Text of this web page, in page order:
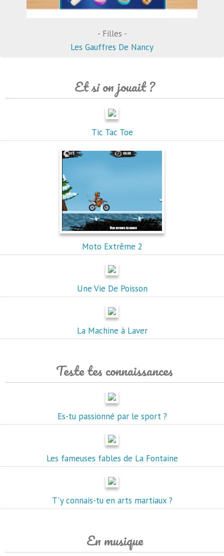
- Filles -
Les Gauffres De Nancy
Et si on jouait ?
Tic Tac Toe
Moto Extrême 2
Une Vie De Poisson
La Machine à Laver
Teste tes connaissances
Es-tu passionné par le sport ?
Les fameuses fables de La Fontaine
T'y connais-tu en arts martiaux ?
En musique